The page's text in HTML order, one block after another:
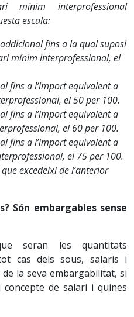
mínim interprofessional
escala:
fins a la qual suposi
mínim interprofessional, el
fins a l’import equivalent a
el 50 per 100.
fins a l’import equivalent a
el 60 per 100.
fins a l’import equivalent a
el 75 per 100.
excedeixi de l’anterior
Són embargables sense
seran les quantitats
cas dels sous, salaris i
la seva embargabilitat, si
de salari i quines